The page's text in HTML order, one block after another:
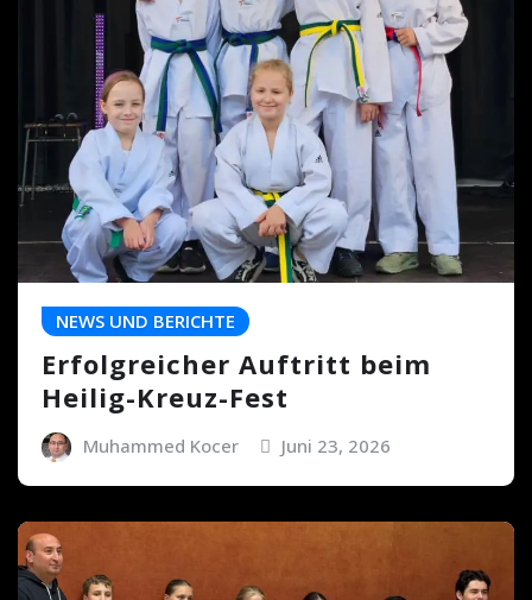
NEWS UND BERICHTE
Erfolgreicher Auftritt beim
Heilig-Kreuz-Fest
Muhammed Kocer Juni 23, 2026